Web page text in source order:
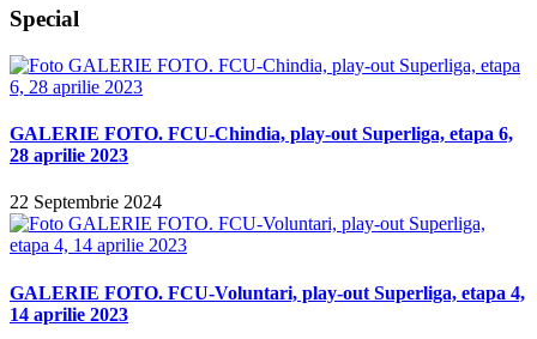
Special
GALERIE FOTO. FCU-Chindia, play-out Superliga, etapa 6,
28 aprilie 2023
22 Septembrie 2024
GALERIE FOTO. FCU-Voluntari, play-out Superliga, etapa 4,
14 aprilie 2023